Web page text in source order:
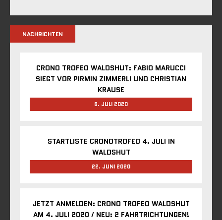
NACHRICHTEN
CRONO TROFEO WALDSHUT: FABIO MARUCCI
SIEGT VOR PIRMIN ZIMMERLI UND CHRISTIAN
KRAUSE
6. JULI 2020
STARTLISTE CRONOTROFEO 4. JULI IN
WALDSHUT
22. JUNI 2020
JETZT ANMELDEN: CRONO TROFEO WALDSHUT
AM 4. JULI 2020 / NEU: 2 FAHRTRICHTUNGEN!